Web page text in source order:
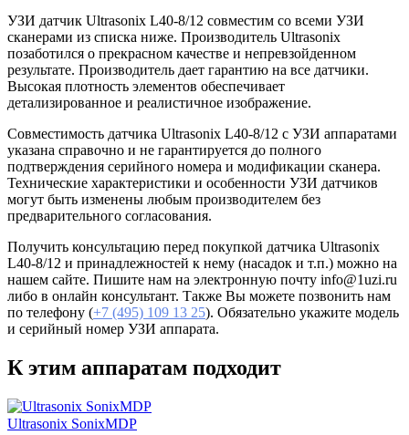
УЗИ датчик Ultrasonix L40-8/12 совместим со всеми УЗИ
сканерами из списка ниже. Производитель Ultrasonix
позаботился о прекрасном качестве и непревзойденном
результате. Производитель дает гарантию на все датчики.
Высокая плотность элементов обеспечивает
детализированное и реалистичное изображение.
Совместимость датчика Ultrasonix L40-8/12 с УЗИ аппаратами
указана справочно и не гарантируется до полного
подтверждения серийного номера и модификации сканера.
Технические характеристики и особенности УЗИ датчиков
могут быть изменены любым производителем без
предварительного согласования.
Получить консультацию перед покупкой датчика Ultrasonix
L40-8/12 и принадлежностей к нему (насадок и т.п.) можно на
нашем сайте. Пишите нам на электронную почту info@1uzi.ru
либо в онлайн консультант. Также Вы можете позвонить нам
по телефону (+7 (495) 109 13 25). Обязательно укажите модель
и серийный номер УЗИ аппарата.
К этим аппаратам подходит
Ultrasonix SonixMDP